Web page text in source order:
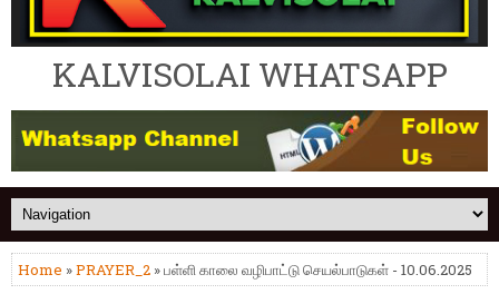
KALVISOLAI WHATSAPP
Home »PRAYER_2 » பள்ளி காலை வழிபாட்டு செயல்பாடுகள் - 10.06.2025